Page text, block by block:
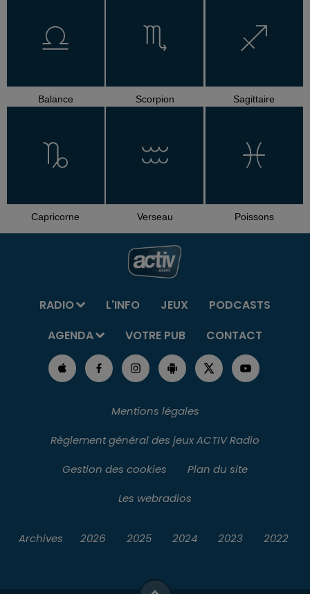
Balance Scorpion Sagittaire
Capricorne Verseau Poissons
RADIO L'INFO JEUX
PODCASTS
AGENDA
VOTRE PUB CONTACT
Mentions légales
Règlement général des jeux ACTIV Radio
Gestion des cookies
Plan du site
Les webradios
Archives 2026 2025 2024 2023 2022